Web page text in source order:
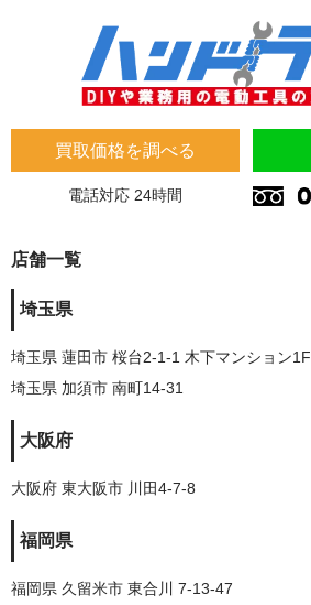
買取価格を調べる
電話対応 24時間
店舗一覧
埼玉県
埼玉県 蓮田市 桜台2-1-1 木下マンション1F
埼玉県 加須市 南町14-31
大阪府
大阪府 東大阪市 川田4-7-8
福岡県
福岡県 久留米市 東合川 7-13-47